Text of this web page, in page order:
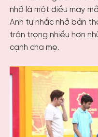
nhở là một điều may
Anh tự nhắc nhở bản
trân trọng nhiều hơn
cạnh cha mẹ.